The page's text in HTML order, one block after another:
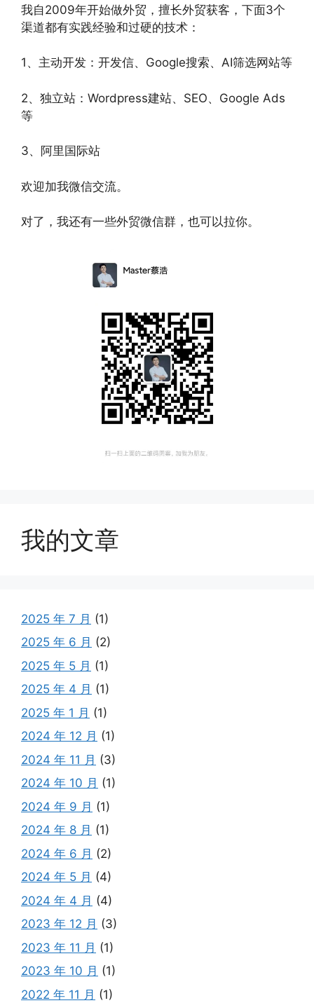
我自2009年开始做外贸，擅长外贸获客，下面3个
渠道都有实践经验和过硬的技术：
1、主动开发：开发信、Google搜索、AI筛选网站等
2、独立站：Wordpress建站、SEO、Google Ads
等
3、阿里国际站
欢迎加我微信交流。
对了，我还有一些外贸微信群，也可以拉你。
我的文章
2025 年 7 月 (1)
2025 年 6 月 (2)
2025 年 5 月 (1)
2025 年 4 月 (1)
2025 年 1 月 (1)
2024 年 12 月 (1)
2024 年 11 月 (3)
2024 年 10 月 (1)
2024 年 9 月 (1)
2024 年 8 月 (1)
2024 年 6 月 (2)
2024 年 5 月 (4)
2024 年 4 月 (4)
2023 年 12 月 (3)
2023 年 11 月 (1)
2023 年 10 月 (1)
2022 年 11 月 (1)